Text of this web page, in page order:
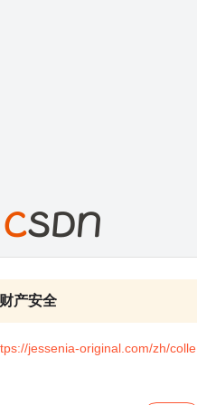
产安全
jessenia-original.com/zh/colle